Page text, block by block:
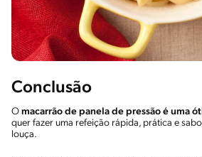
Conclusão
O macarrão de panela de pressão é uma
quer fazer uma refeição rápida, prática e
louça.